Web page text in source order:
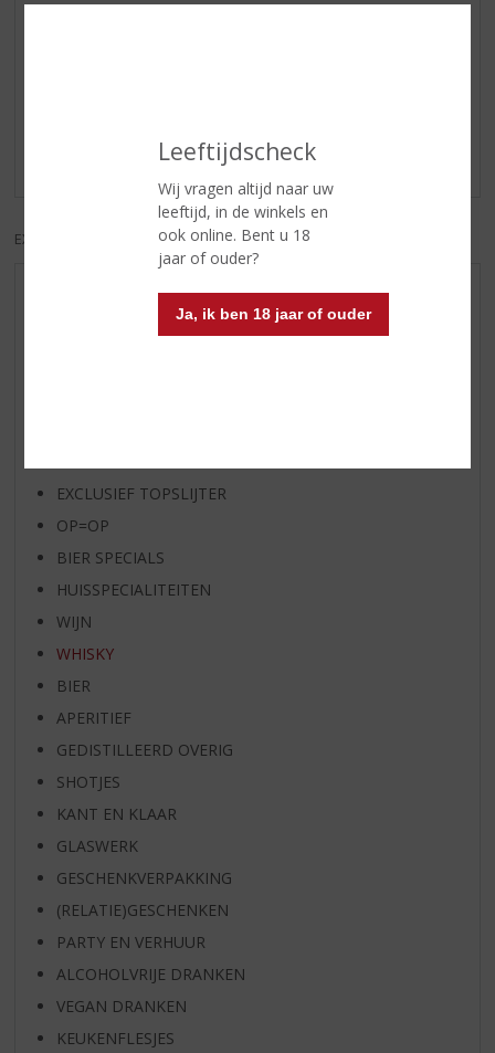
Leeftijdscheck
Wij vragen altijd naar uw
leeftijd, in de winkels en
ook online. Bent u 18
jaar of ouder?
Ja, ik ben 18 jaar of ouder
Er zijn nog geen reviews geplaatst voor dit product
EXCL. BTW INCL. BTW
WIJN VAN DE MAAND
EXCLUSIEF TOPSLIJTER
OP=OP
BIER SPECIALS
HUISSPECIALITEITEN
WIJN
WHISKY
BIER
APERITIEF
GEDISTILLEERD OVERIG
SHOTJES
KANT EN KLAAR
GLASWERK
GESCHENKVERPAKKING
(RELATIE)GESCHENKEN
PARTY EN VERHUUR
ALCOHOLVRIJE DRANKEN
VEGAN DRANKEN
KEUKENFLESJES